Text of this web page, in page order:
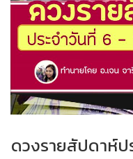
ดวงรายสัปดาห์